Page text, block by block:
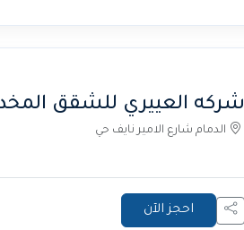
شركه العييري للشقق
الدمام شارع الامير نايف حي
احجز الآن